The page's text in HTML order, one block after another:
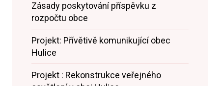
Zásady poskytování příspěvku z
rozpočtu obce
Projekt: Přívětivě komunikující obec
Hulice
Projekt : Rekonstrukce veřejného